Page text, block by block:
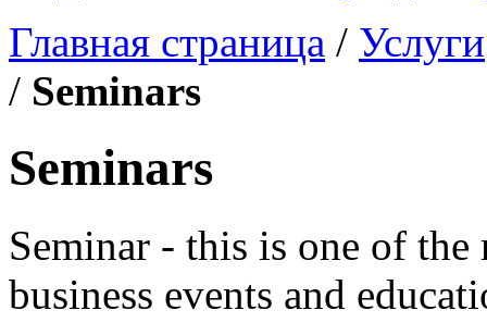
Главная страница / Услуги
/ Seminars
Seminars
Seminar - this is one of
business events and